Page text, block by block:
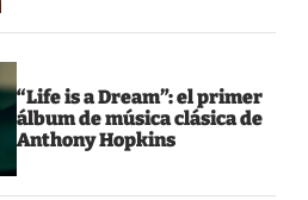
“Life is a Dream”: el primer
álbum de música clásica de
Anthony Hopkins